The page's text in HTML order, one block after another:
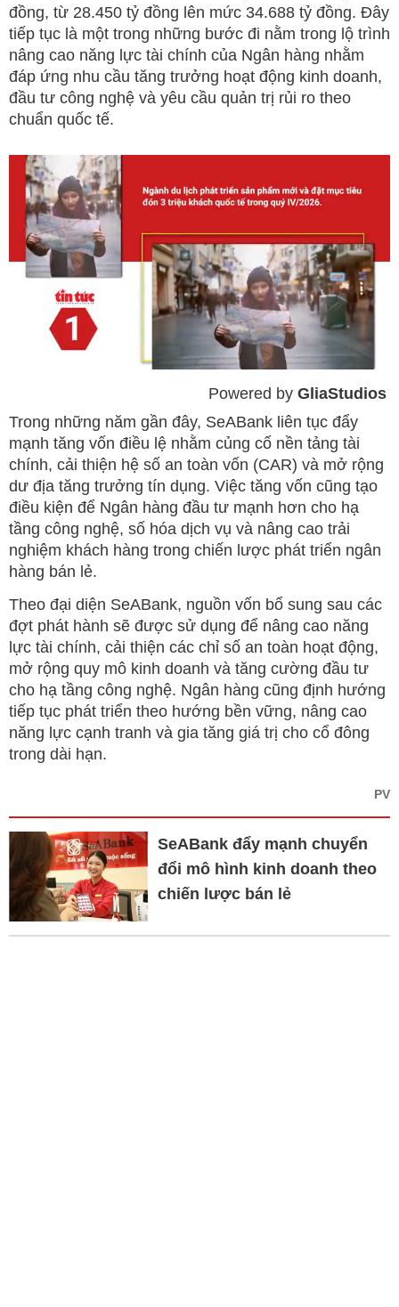
đồng, từ 28.450 tỷ đồng lên mức 34.688 tỷ đồng. Đây
tiếp tục là một trong những bước đi nằm trong lộ trình
nâng cao năng lực tài chính của Ngân hàng nhằm
đáp ứng nhu cầu tăng trưởng hoạt động kinh doanh,
đầu tư công nghệ và yêu cầu quản trị rủi ro theo
chuẩn quốc tế.
Powered by GliaStudios
Trong những năm gần đây, SeABank liên tục đẩy
mạnh tăng vốn điều lệ nhằm củng cố nền tảng tài
chính, cải thiện hệ số an toàn vốn (CAR) và mở rộng
dư địa tăng trưởng tín dụng. Việc tăng vốn cũng tạo
điều kiện để Ngân hàng đầu tư mạnh hơn cho hạ
tầng công nghệ, số hóa dịch vụ và nâng cao trải
nghiệm khách hàng trong chiến lược phát triển ngân
hàng bán lẻ.
Theo đại diện SeABank, nguồn vốn bổ sung sau các
đợt phát hành sẽ được sử dụng để nâng cao năng
lực tài chính, cải thiện các chỉ số an toàn hoạt động,
mở rộng quy mô kinh doanh và tăng cường đầu tư
cho hạ tầng công nghệ. Ngân hàng cũng định hướng
tiếp tục phát triển theo hướng bền vững, nâng cao
năng lực cạnh tranh và gia tăng giá trị cho cổ đông
trong dài hạn.
PV
SeABank đẩy mạnh chuyển
đổi mô hình kinh doanh theo
chiến lược bán lẻ